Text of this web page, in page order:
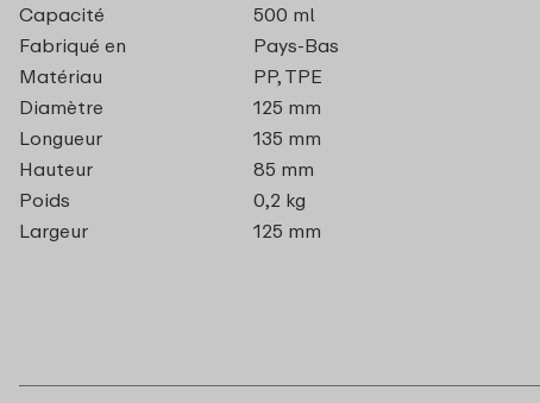
Capacité
500 ml
Fabriqué en
Pays-Bas
Matériau
PP, TPE
Diamètre
125 mm
Longueur
135 mm
Hauteur
85 mm
Poids
0,2 kg
Largeur
125 mm